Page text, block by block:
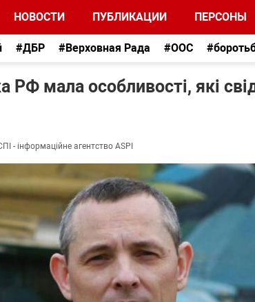
НОВОСТИ ПУБЛИКАЦИИ ПЕРСОНЫ
#ДБР #Верховная Рада #ООС
РФ мала особливості, які
- інформаційне агентство ASPI